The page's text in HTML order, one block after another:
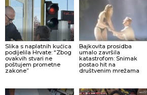
Slika s naplatnih kućica
podijelila Hrvate: “Zbog
ovakvih stvari ne
poštujem prometne
zakone”
Bajkovita prosidba
umalo završila
katastrofom: Snimak
postao hit na
društvenim mrežama